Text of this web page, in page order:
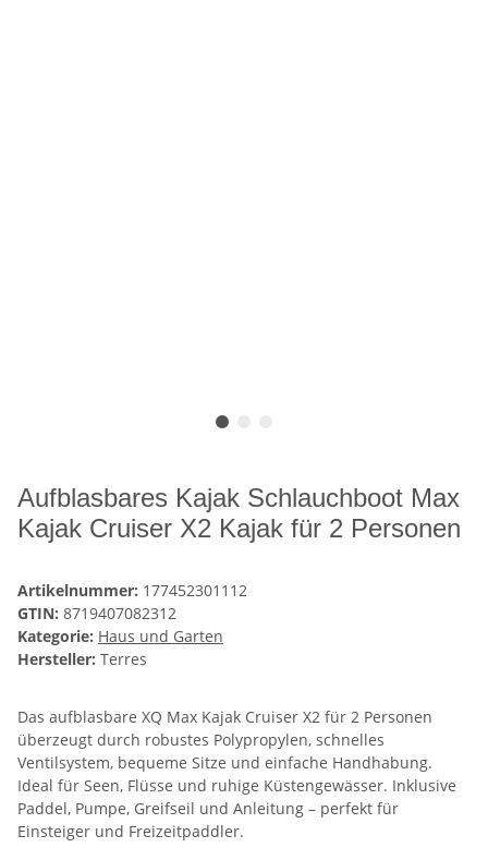
Aufblasbares Kajak Schlauchboot Max
Kajak Cruiser X2 Kajak für 2 Personen
Artikelnummer: 177452301112
GTIN: 8719407082312
Kategorie: Haus und Garten
Hersteller: Terres
Das aufblasbare XQ Max Kajak Cruiser X2 für 2 Personen
überzeugt durch robustes Polypropylen, schnelles
Ventilsystem, bequeme Sitze und einfache Handhabung.
Ideal für Seen, Flüsse und ruhige Küstengewässer. Inklusive
Paddel, Pumpe, Greifseil und Anleitung – perfekt für
Einsteiger und Freizeitpaddler.